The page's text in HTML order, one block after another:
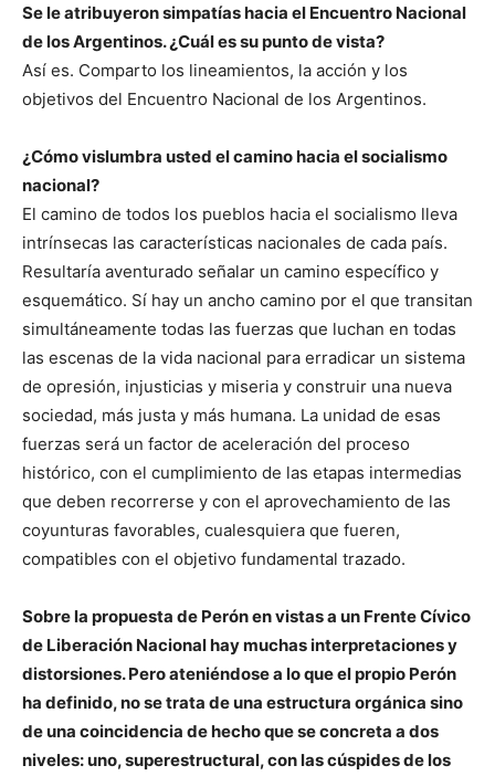
Se le atribuyeron simpatías hacia el Encuentro Nacional
de los Argentinos. ¿Cuál es su punto de vista?
Así es. Comparto los lineamientos, la acción y los
objetivos del Encuentro Nacional de los Argentinos.
¿Cómo vislumbra usted el camino hacia el socialismo
nacional?
El camino de todos los pueblos hacia el socialismo lleva
intrínsecas las características nacionales de cada país.
Resultaría aventurado señalar un camino específico y
esquemático. Sí hay un ancho camino por el que transitan
simultáneamente todas las fuerzas que luchan en todas
las escenas de la vida nacional para erradicar un sistema
de opresión, injusticias y miseria y construir una nueva
sociedad, más justa y más humana. La unidad de esas
fuerzas será un factor de aceleración del proceso
histórico, con el cumplimiento de las etapas intermedias
que deben recorrerse y con el aprovechamiento de las
coyunturas favorables, cualesquiera que fueren,
compatibles con el objetivo fundamental trazado.
Sobre la propuesta de Perón en vistas a un Frente Cívico
de Liberación Nacional hay muchas interpretaciones y
distorsiones. Pero ateniéndose a lo que el propio Perón
ha definido, no se trata de una estructura orgánica sino
de una coincidencia de hecho que se concreta a dos
niveles: uno, superestructural, con las cúspides de los